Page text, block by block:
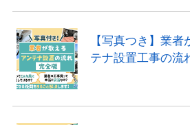
【写真つき】業
テナ設置工事の流